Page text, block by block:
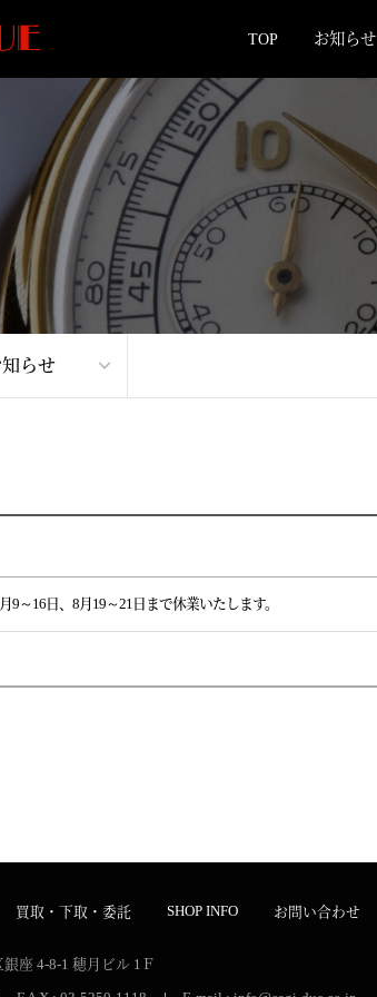
TOP お知らせ
らせ
9～16日、8月19～21日まで休業いたします。
買取・下取・委託 SHOP INFO お問い合わせ
座 4-8-1 穂月ビル 1Ｆ